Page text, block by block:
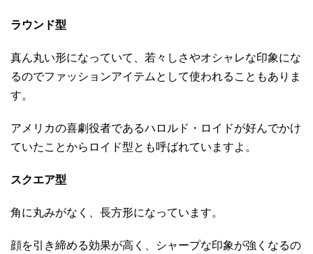
ラウンド型
真ん丸い形になっていて、若々しさやオシャレな印象にな
るのでファッションアイテムとして使われることもありま
す。
アメリカの喜劇役者であるハロルド・ロイドが好んでかけ
ていたことからロイド型とも呼ばれていますよ。
スクエア型
角に丸みがなく、長方形になっています。
顔を引き締める効果が高く、シャープな印象が強くなるの